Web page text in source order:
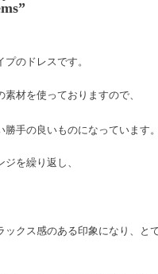
のドレスです。
材を使っておりますので、
手の良いものになっています。
を繰り返し、
クス感のある印象になり、と